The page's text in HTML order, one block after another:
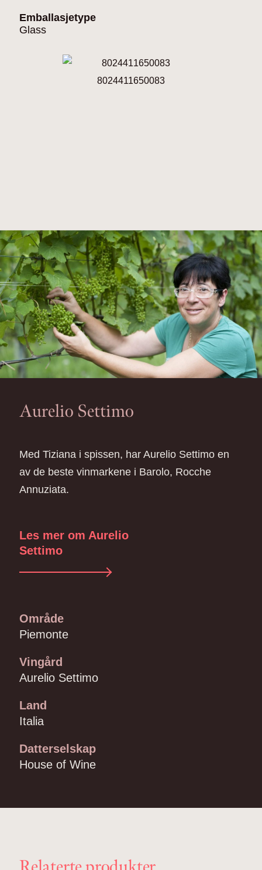
Emballasjetype
Glass
8024411650083
Aurelio Settimo
Med Tiziana i spissen, har Aurelio Settimo en
av de beste vinmarkene i Barolo, Rocche
Annuziata.
Les mer om Aurelio
Settimo
Område
Piemonte
Vingård
Aurelio Settimo
Land
Italia
Datterselskap
House of Wine